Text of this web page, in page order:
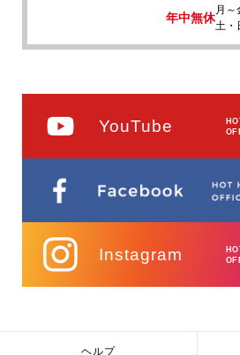
年中無休
月～
土・
YouTube
Instagram
ヘルプ